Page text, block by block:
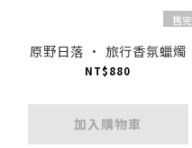
售完
原野日落 · 旅行香氛蠟燭
NT$880
加入購物車